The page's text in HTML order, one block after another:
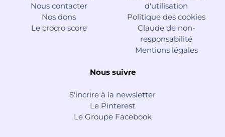
Nous contacter
Nos dons
Le crocro score
d'utilisation
Politique des cookies
Claude de non-
responsabilité
Mentions légales
Nous suivre
S'incrire à la newsletter
Le Pinterest
Le Groupe Facebook